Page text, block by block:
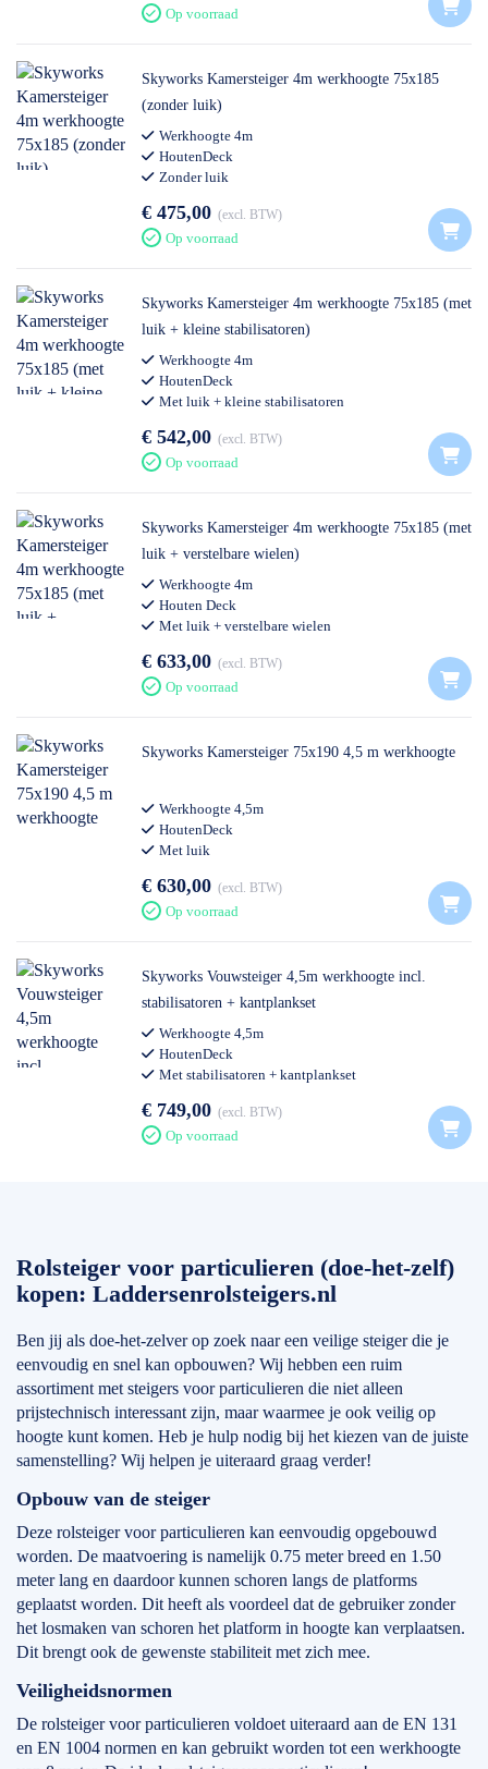
Op voorraad
Skyworks Kamersteiger 4m werkhoogte 75x185
(zonder luik)
Werkhoogte 4m
HoutenDeck
Zonder luik
€ 475,00 excl. BTW
Op voorraad
Skyworks Kamersteiger 4m werkhoogte 75x185 (met
luik + kleine stabilisatoren)
Werkhoogte 4m
HoutenDeck
Met luik + kleine stabilisatoren
€ 542,00 excl. BTW
Op voorraad
Skyworks Kamersteiger 4m werkhoogte 75x185 (met
luik + verstelbare wielen)
Werkhoogte 4m
Houten Deck
Met luik + verstelbare wielen
€ 633,00 excl. BTW
Op voorraad
Skyworks Kamersteiger 75x190 4,5 m werkhoogte
Werkhoogte 4,5m
HoutenDeck
Met luik
€ 630,00 excl. BTW
Op voorraad
Skyworks Vouwsteiger 4,5m werkhoogte incl.
stabilisatoren + kantplankset
Werkhoogte 4,5m
HoutenDeck
Met stabilisatoren + kantplankset
€ 749,00 excl. BTW
Op voorraad
Rolsteiger voor particulieren (doe-het-zelf)
kopen: Laddersenrolsteigers.nl
Ben jij als doe-het-zelver op zoek naar een veilige steiger die je
eenvoudig en snel kan opbouwen? Wij hebben een ruim
assortiment met steigers voor particulieren die niet alleen
prijstechnisch interessant zijn, maar waarmee je ook veilig op
hoogte kunt komen. Heb je hulp nodig bij het kiezen van de juiste
samenstelling? Wij helpen je uiteraard graag verder!
Opbouw van de steiger
Deze rolsteiger voor particulieren kan eenvoudig opgebouwd
worden. De maatvoering is namelijk 0.75 meter breed en 1.50
meter lang en daardoor kunnen schoren langs de platforms
geplaatst worden. Dit heeft als voordeel dat de gebruiker zonder
het losmaken van schoren het platform in hoogte kan verplaatsen.
Dit brengt ook de gewenste stabiliteit met zich mee.
Veiligheidsnormen
De rolsteiger voor particulieren voldoet uiteraard aan de EN 131
en EN 1004 normen en kan gebruikt worden tot een werkhoogte